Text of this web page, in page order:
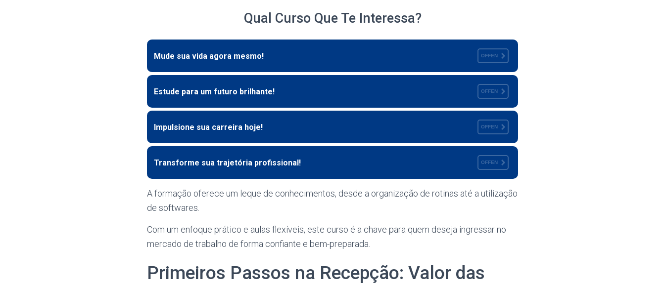
Qual Curso Que Te Interessa?
Mude sua vida agora mesmo! OFFEN
Estude para um futuro brilhante! OFFEN
Impulsione sua carreira hoje! OFFEN
Transforme sua trajetória profissional! OFFEN
A formação oferece um leque de conhecimentos, desde a organização de rotinas até a utilização
de softwares.
Com um enfoque prático e aulas flexíveis, este curso é a chave para quem deseja ingressar no
mercado de trabalho de forma confiante e bem-preparada.
Primeiros Passos na Recepção: Valor das